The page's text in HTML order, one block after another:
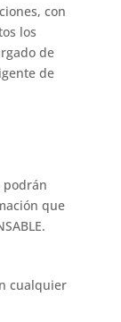
con
los
de
de
podrán
que
cualquier